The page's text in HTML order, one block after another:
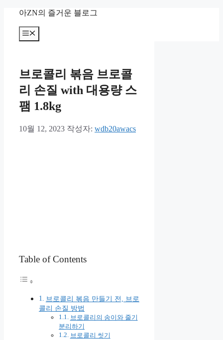
아ZN의 즐거운 블로그
메
뉴
브로콜리 볶음 브로콜
리 손질 with 대용량 스
팸 1.8kg
10월 12, 2023 작성자: wdb20awacs
Table of Contents
브로콜리 볶음 만들기 전, 브로
콜리 손질 방법
브로콜리의 송이와 줄기
분리하기
브로콜리 씻기